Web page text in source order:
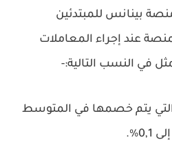
بينانس للمبتدئين
عند إجراء المعاملات
في النسب التالية:-
التي يتم خصمها في المتوسط